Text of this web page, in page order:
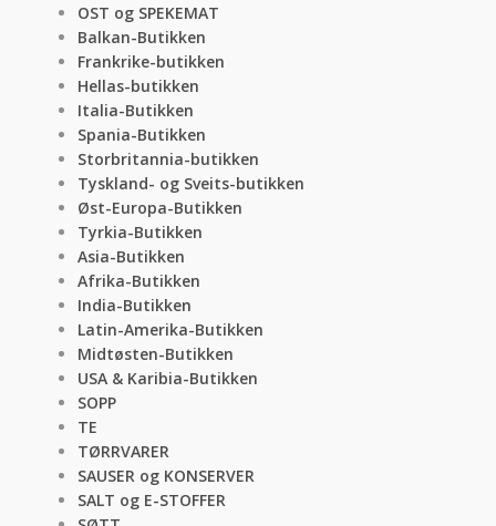
OST og SPEKEMAT
Balkan-Butikken
Frankrike-butikken
Hellas-butikken
Italia-Butikken
Spania-Butikken
Storbritannia-butikken
Tyskland- og Sveits-butikken
Øst-Europa-Butikken
Tyrkia-Butikken
Asia-Butikken
Afrika-Butikken
India-Butikken
Latin-Amerika-Butikken
Midtøsten-Butikken
USA & Karibia-Butikken
SOPP
TE
TØRRVARER
SAUSER og KONSERVER
SALT og E-STOFFER